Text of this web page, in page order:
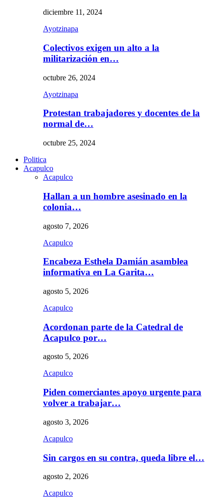
diciembre 11, 2024
Ayotzinapa
Colectivos exigen un alto a la
militarización en…
octubre 26, 2024
Ayotzinapa
Protestan trabajadores y docentes de la
normal de…
octubre 25, 2024
Politica
Acapulco
Acapulco
Hallan a un hombre asesinado en la
colonia…
agosto 7, 2026
Acapulco
Encabeza Esthela Damián asamblea
informativa en La Garita…
agosto 5, 2026
Acapulco
Acordonan parte de la Catedral de
Acapulco por…
agosto 5, 2026
Acapulco
Piden comerciantes apoyo urgente para
volver a trabajar…
agosto 3, 2026
Acapulco
Sin cargos en su contra, queda libre el…
agosto 2, 2026
Acapulco